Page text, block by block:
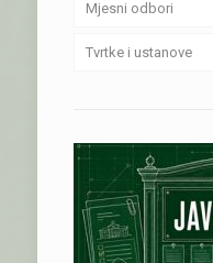
Mjesni odbori
Tvrtke i ustanove